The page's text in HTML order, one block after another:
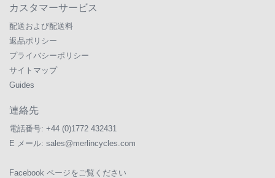
カスタマーサービス
配送および配送料
返品ポリシー
プライバシーポリシー
サイトマップ
Guides
連絡先
電話番号: +44 (0)1772 432431
E メール: sales@merlincycles.com
Facebook ページをご覧ください